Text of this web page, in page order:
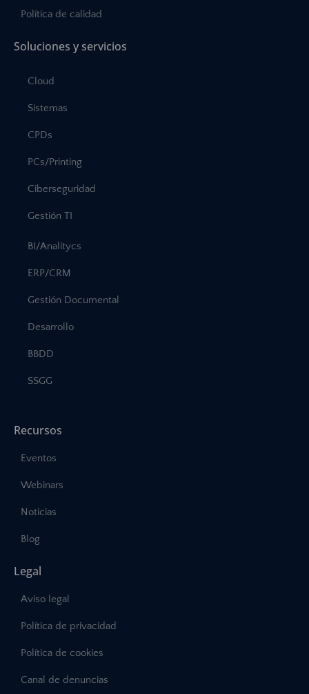
Política de calidad
Soluciones y servicios
Cloud
Sistemas
CPDs
PCs/Printing
Ciberseguridad
Gestión TI
BI/Analitycs
ERP/CRM
Gestión Documental
Desarrollo
BBDD
SSGG
Recursos
Eventos
Webinars
Noticias
Blog
Legal
Aviso legal
Política de privacidad
Política de cookies
Canal de denuncias